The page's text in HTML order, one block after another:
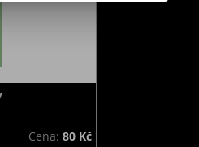
Cena: 80 Kč